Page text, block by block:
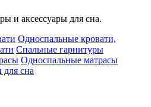
и аксессуары для сна.
Односпальные кровати,
Спальные гарнитуры
Односпальные матрасы
для сна